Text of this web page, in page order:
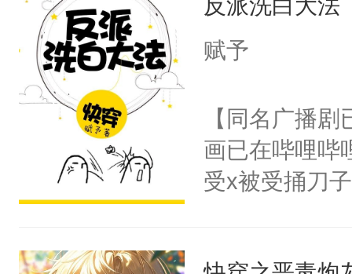
来，给老公亲
用力——为你
反派洗白大法
赋予
【同名广播
画已在哔哩哔
受x被受捅刀